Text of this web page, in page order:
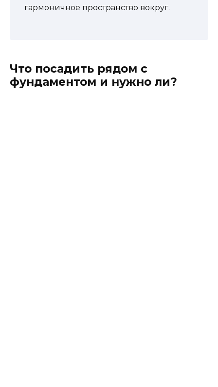
гармоничное пространство вокруг.
Что посадить рядом с
фундаментом и нужно ли?